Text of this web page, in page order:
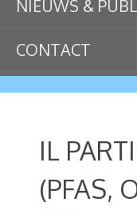
NIEUWS &
CONTACT
IL
(PFAS,